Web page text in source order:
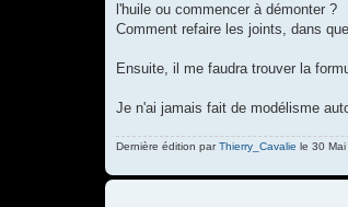
l'huile ou commencer à démonter ?
Comment refaire les joints, dans
Ensuite, il me faudra trouver la
Je n'ai jamais fait de modélisme
Dernière édition parThierry_Cavalie le 30